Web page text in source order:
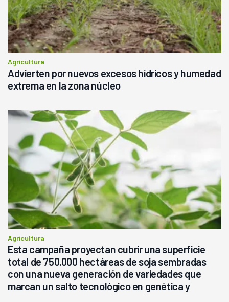
Agricultura
Advierten por nuevos excesos hídricos y humedad
extrema en la zona núcleo
Agricultura
Esta campaña proyectan cubrir una superficie
total de 750.000 hectáreas de soja sembradas
con una nueva generación de variedades que
marcan un salto tecnológico en genética y